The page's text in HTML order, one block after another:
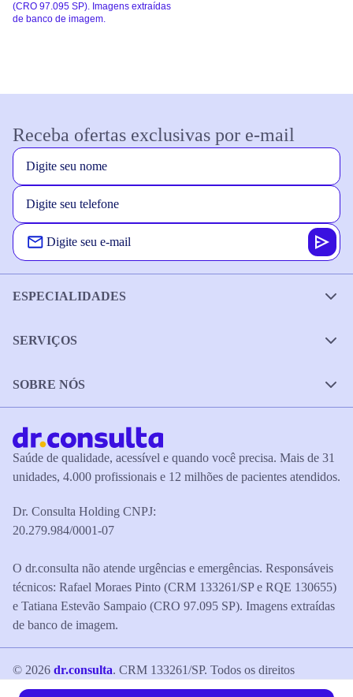
(CRO 97.095 SP). Imagens extraídas
de banco de imagem.
Receba ofertas exclusivas por e-mail
ESPECIALIDADES
SERVIÇOS
SOBRE NÓS
Saúde de qualidade, acessível e quando você precisa. Mais de 31
unidades, 4.000 profissionais e 12 milhões de pacientes atendidos.
Dr. Consulta Holding CNPJ:
20.279.984/0001-07
O dr.consulta não atende urgências e emergências. Responsáveis
técnicos: Rafael Moraes Pinto (CRM 133261/SP e RQE 130655)
e Tatiana Estevão Sampaio (CRO 97.095 SP). Imagens extraídas
de banco de imagem.
© 2026 dr.consulta. CRM 133261/SP. Todos os direitos
reservados.